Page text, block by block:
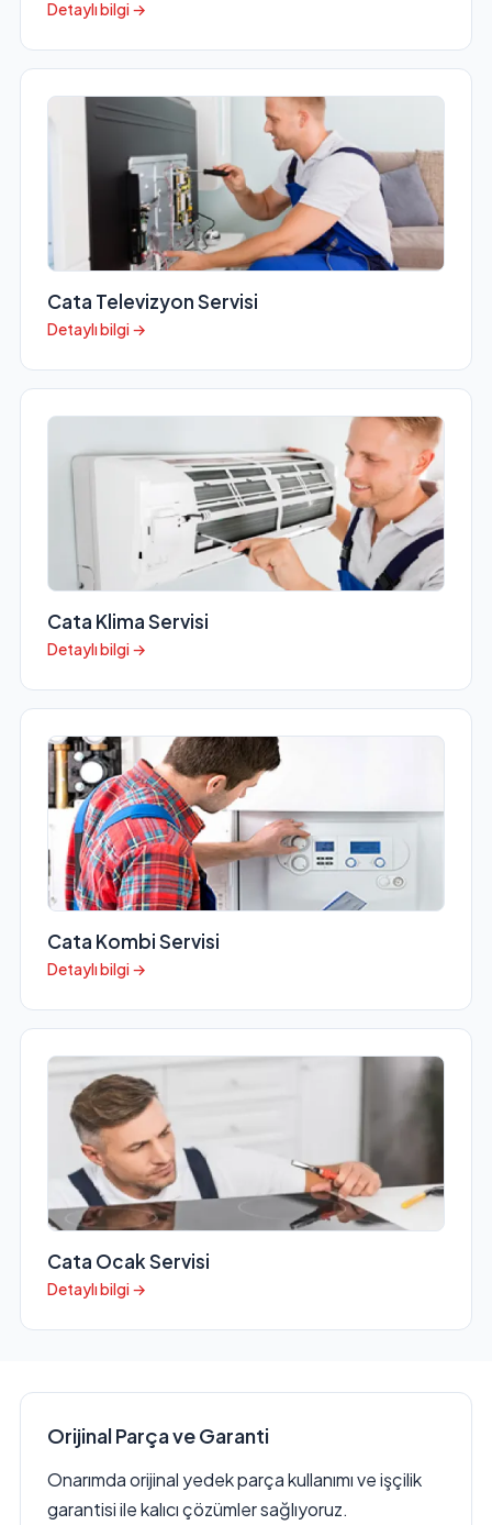
Detaylı bilgi →
Cata Televizyon Servisi
Detaylı bilgi →
Cata Klima Servisi
Detaylı bilgi →
Cata Kombi Servisi
Detaylı bilgi →
Cata Ocak Servisi
Detaylı bilgi →
Orijinal Parça ve Garanti
Onarımda orijinal yedek parça kullanımı ve işçilik
garantisi ile kalıcı çözümler sağlıyoruz.